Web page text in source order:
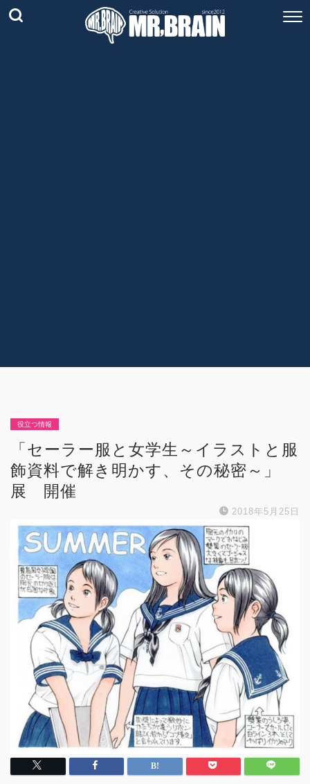
役立つ情報
「セーラー服と女学生～イラストと服
飾資料で解き明かす、その秘密～」
展 開催
2018年5月25日